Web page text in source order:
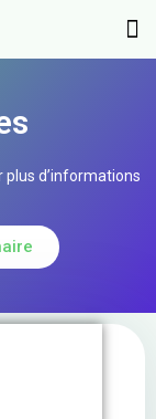
plus d’informations